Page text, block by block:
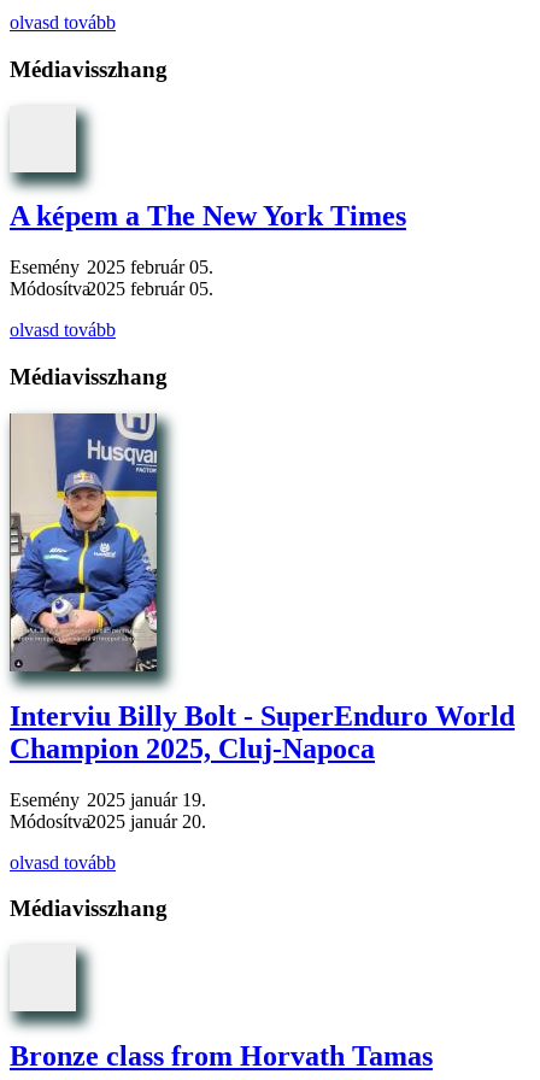
olvasd tovább
Médiavisszhang
A képem a The New York Times
Esemény 2025 február 05.
Módosítva2025 február 05.
olvasd tovább
Médiavisszhang
Interviu Billy Bolt - SuperEnduro World
Champion 2025, Cluj-Napoca
Esemény 2025 január 19.
Módosítva2025 január 20.
olvasd tovább
Médiavisszhang
Bronze class from Horvath Tamas